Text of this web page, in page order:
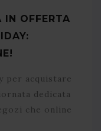
IN OFFERTA
per acquistare
dedicata
che online